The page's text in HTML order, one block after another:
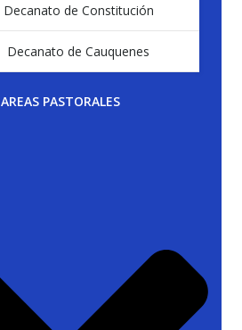
Decanato de Constitución
Decanato de Cauquenes
AREAS PASTORALES